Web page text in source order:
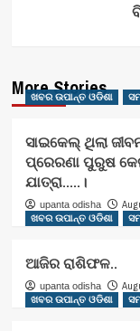
More Stories
ଖବର ଉପାନ୍ତ ଓଡିଶା
ସାଇକେଲ୍ ଥିଲା
ପ୍ରେରଣା ପୁରୁଷ
ଯାତ୍ରା…..।
upanta odisha
ଖବର ଉପାନ୍ତ ଓଡିଶା
ଆଜିର ରାଶିଫଳ..
upanta odisha
ଖବର ଉପାନ୍ତ ଓଡିଶା